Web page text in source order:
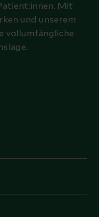
Mit
und unserem
vollumfängliche